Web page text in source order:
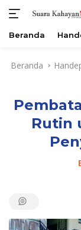
Beranda
Beranda
Rutin